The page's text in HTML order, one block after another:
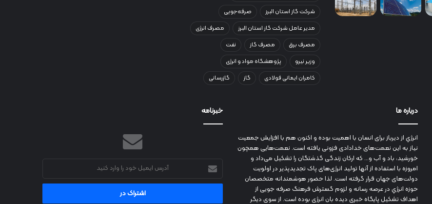
شرکت گاز استان البرز
صرفه‌جویی
مدیر عامل شرکت گاز استان البرز
مصرف انرژی
مصرف برق
مصرف گاز
نفت
وزیر نیرو
پژوهشگاه مواد و انرژی
کامران ایمانی فولادی
گاز گازرسانی
درباره ما
انرژي‌ از دیرباز برای انسان با اهمیت بوده و اکنون هم با افزایش جمعیت
نیاز به این نعمت‌های خدادادی فزونی یافته است. نعمت‌هایی همچون
خورشید، باد و آب و... که ارکان زندگی گذشتگان را تشکیل می‌داد و
امروزه با استفاده از آنها تولید انرژی‌های پاک تجدیدپذیر در اولویت
دولت‌های جهان قرار گرفته است. لذا حضور هوشمندانه متخصصان
حوزه انرژي در عرصه رسانه و لزوم گسترش فرهنگ صرفه جویی از
اهداف تشکیل پایگاه خبری دیده بان انرژی بوده است. از سوی دیگر
خبرنامه
آدرس
ایمیل
خود